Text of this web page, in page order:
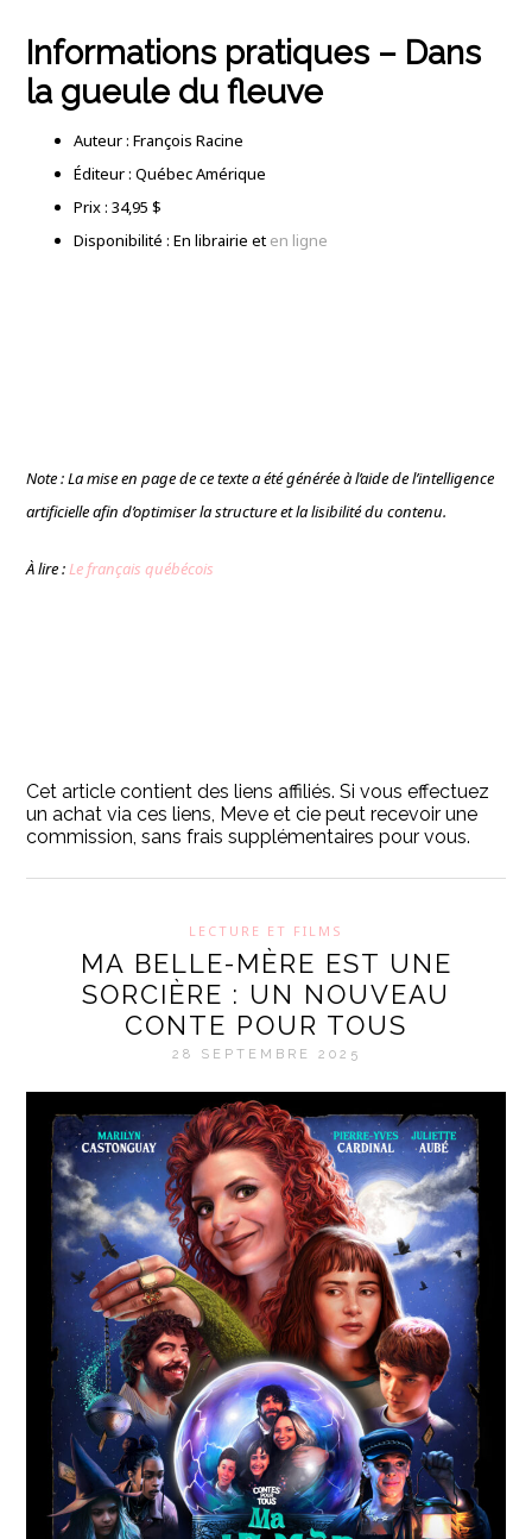
Informations pratiques – Dans
la gueule du fleuve
Auteur : François Racine
Éditeur : Québec Amérique
Prix : 34,95 $
Disponibilité : En librairie et en ligne
Note : La mise en page de ce texte a été générée à l’aide de l’intelligence
artificielle afin d’optimiser la structure et la lisibilité du contenu.
À lire :Le français québécois
Cet article contient des liens affiliés. Si vous effectuez
un achat via ces liens, Meve et cie peut recevoir une
commission, sans frais supplémentaires pour vous.
LECTURE ET FILMS
MA BELLE-MÈRE EST UNE
SORCIÈRE : UN NOUVEAU
CONTE POUR TOUS
28 SEPTEMBRE 2025